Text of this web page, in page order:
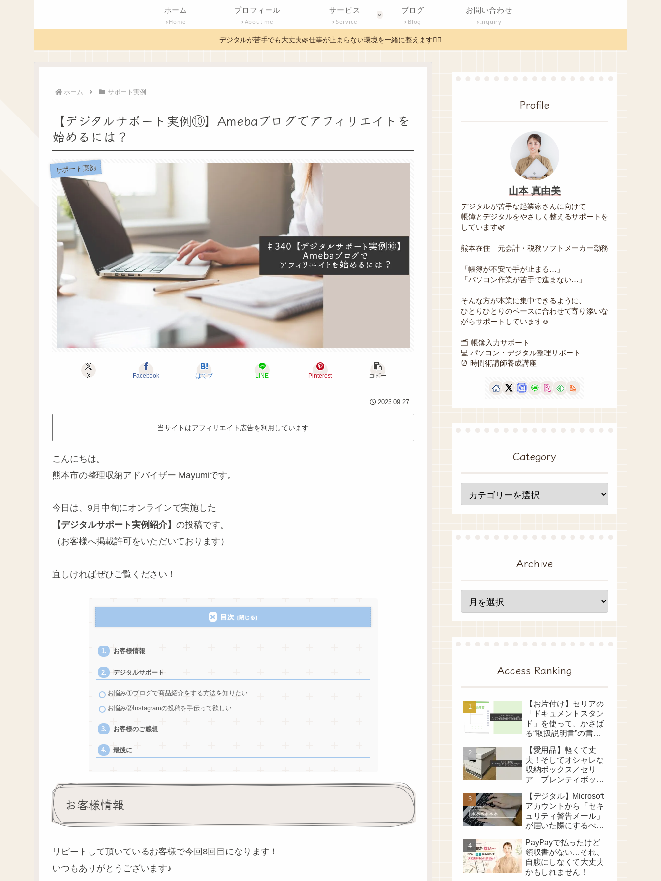
ホーム
Home
プロフィール
About me
サービス
Service
ブログ
Blog
お問い合わせ
Inquiry
デジタルが苦手でも大丈夫🌿仕事が止まらない環境を一緒に整えます✊🏻
ホーム サポート実例
【デジタルサポート実例⑩】Amebaブログでアフィリエイトを
始めるには？
サポート実例
X Facebook はてブ LINE Pinterest コピー
2023.09.27
当サイトはアフィリエイト広告を利用しています
こんにちは。
熊本市の整理収納アドバイザー Mayumiです。
今日は、9月中旬にオンラインで実施した
【デジタルサポート実例紹介】 の投稿です。
（お客様へ掲載許可をいただいております）
宜しければぜひご覧ください！
目次
お客様情報
デジタルサポート
お悩み①ブログで商品紹介をする方法を知りたい
お悩み②Instagramの投稿を手伝って欲しい
お客様のご感想
最後に
お客様情報
リピートして頂いているお客様で今回8回目になります！
いつもありがとうございます♪
Profile
山本 真由美
デジタルが苦手な起業家さんに向けて
帳簿とデジタルをやさしく整えるサポートを
しています🌿
熊本在住｜元会計・税務ソフトメーカー勤務
「帳簿が不安で手が止まる…」
「パソコン作業が苦手で進まない…」
そんな方が本業に集中できるように、
ひとりひとりのペースに合わせて寄り添いな
がらサポートしています☺️
🗂 帳簿入力サポート
💻 パソコン・デジタル整理サポート
⏰ 時間術講師養成講座
Category
Archive
Access Ranking
【お片付け】セリアの
「ドキュメントスタン
ド」を使って、かさば
る“取扱説明書”の書類
【愛用品】軽くて丈
夫！そしてオシャレな
収納ボックス／セリ
ア プレンティボック
【デジタル】Microsoft
アカウントから「セキ
ュリティ警告メール」
が届いた際にするべき
PayPayで払ったけど
領収書がない…それ、
自腹にしなくて大丈夫
かもしれません！